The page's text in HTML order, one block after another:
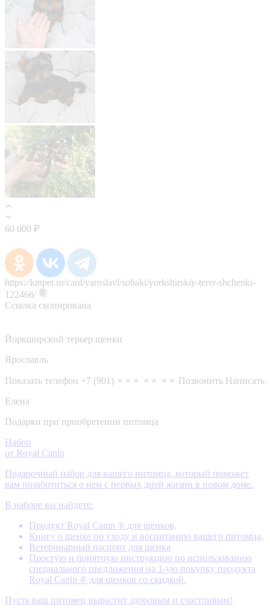
60 000 ₽
https://kinpet.ru/card/yaroslavl/sobaki/yorkshirskiy-terer-shchenki-
122466/
Ссылка скопирована
Йоркширский терьер щенки
Ярославль
Показать телефон +7 (901) ⚬⚬⚬ ⚬⚬ ⚬⚬ Позвонить Написать
Елена
Подарки при приобретении питомца
Набор
от Royal Canin
Подарочный набор для вашего питомца, который поможет
вам позаботиться о нем с первых дней жизни в новом доме.
В наборе вы найдете:
Продукт Royal Canin ® для щенков,
Книгу о щенке по уходу и воспитанию вашего питомца,
Ветеринарный паспорт для щенка
Простую и понятную инструкцию по использованию
специального предложения на 1-ую покупку продукта
Royal Canin ® для щенков со скидкой.
Пусть ваш питомец вырастит здоровым и счастливым!